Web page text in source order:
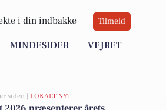
i din indbakke Tilmeld
MINDESIDER VEJRET
siden | LOKALT NYT